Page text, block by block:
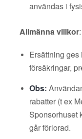
användas i
Allmänna villkor:
Ersättning ges
försäkringar,
Obs:
rabatter (t ex
Sponsorhuset
går förlorad.